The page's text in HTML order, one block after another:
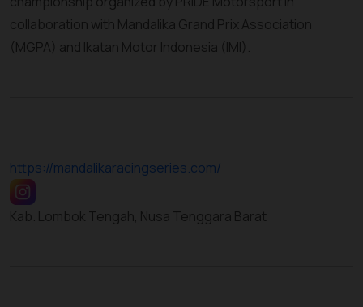
collaboration with Mandalika Grand Prix Association
(MGPA) and Ikatan Motor Indonesia (IMI).
https://mandalikaracingseries.com/
Kab. Lombok Tengah, Nusa Tenggara Barat